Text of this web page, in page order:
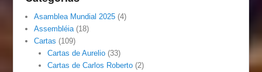
Asamblea Mundial 2025 (4)
Assembléia (18)
Cartas (109)
Cartas de Aurelio(33)
Cartas de Carlos Roberto(2)